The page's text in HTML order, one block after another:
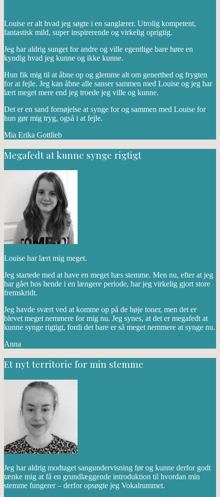
Louise er alt hvad jeg søgte i en sanglærer. Utrolig kompetent,
fantastisk mild, super inspirerende og virkelig oprigtig.
Jeg har aldrig sunget for andre og ville egentlige bare høre en
kyndig hvad jeg kunne og ikke kunne.
Hun fik mig til at åbne op og glemme alt om generthed og frygten
for at fejle. Jeg kan åbne alle sanser sammen med Louise og jeg har
lært meget mere end jeg troede jeg ville og kunne.
Det er en sand fornøjelse at synge for og sammen med Louise for
hun gør mig tryg, også i at fejle.
Mia Erika Gottlieb
Megafedt at kunne synge rigtigt
Louise har lært mig meget.
Jeg startede med at have en meget hæs stemme. Men nu, efter at jeg
har gået hos hende i en længere periode, har jeg virkelig gjort store
fremskridt.
Jeg havde svært ved at komme op på de høje toner, men det er
blevet meget nemmere for mig nu. Jeg synes, at det er megafedt at
kunne synge rigtigt, fordi det bare er så meget nemmere at synge nu.
Anna
Et nyt territorie for min stemme
Jeg har aldrig modtaget sangundervisning før og kunne derfor godt
tænke mig at få en grundlæggende introduktion til hvordan min
stemme fungerer – derfor opsøgte jeg Vokalrummet.